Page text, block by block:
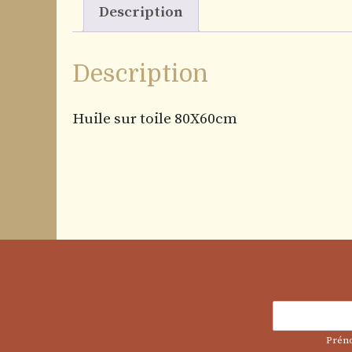
Description
Description
Huile sur toile 80X60cm